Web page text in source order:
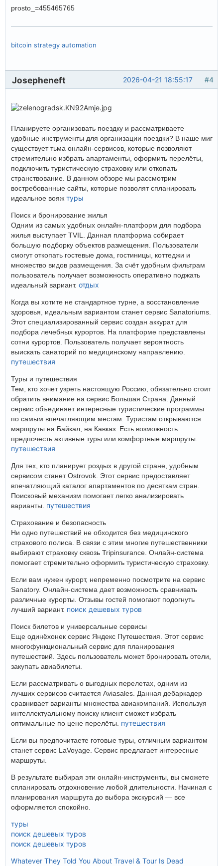
prosto_=455465765
bitcoin strategy automation
#4
2026-04-21 18:55:17
Josepheneft
Планируете организовать поездку и рассматриваете
удобные инструменты для организации поездки? В наше миг
существует тьма онлайн-сервисов, которые позволяют
стремительно избрать апартаменты, оформить перелёты,
подключить туристическую страховку или откопать
странствование. В данном обзоре мы рассмотрим
востребованные сайты, которые позволят спланировать
идеальное вояж туры
Поиск и бронирование жилья
Одним из самых удобных онлайн-платформ для подбора
жилья выступает TVIL. Данная платформа собирает
большую подборку объектов размещения. Пользователи
смогут откопать гостевые дома, гостиницы, коттеджи и
множество видов размещения. За счёт удобным фильтрам
пользователь получает возможность оперативно поджать
идеальный вариант. отдых
Когда вы хотите не стандартное турне, а восстановление
здоровья, идеальным вариантом станет сервис Sanatoriums.
Этот специализированный сервис создан аккурат для
подбора лечебных курортов. На платформе представлены
сотни курортов. Пользователь получает вероятность
выискать санаторий по медицинскому направлению.
путешествия
Туры и путешествия
Тем, кто хочет узреть настоящую Россию, обязательно стоит
обратить внимание на сервис Большая Страна. Данный
сервис объединяет интересные туристические программы
по самым впечатляющим местам. Туристам открываются
маршруты на Байкал, на Кавказ. Есть возможность
предпочесть активные туры или комфортные маршруты.
путешествия
Для тех, кто планирует роздых в другой стране, удобным
сервисом станет Ostrovok. Этот сервис предоставляет
впечатляющий каталог апартаментов по десяткам стран.
Поисковый механизм помогает легко анализировать
варианты. путешествия
Страхование и безопасность
Ни одно путешествий не обходится без медицинского
страхового полиса. В связи с этим многие путешественники
выбирают страховку сквозь Tripinsurance. Онлайн-система
помогает стремительно оформить туристическую страховку.
Если вам нужен курорт, непременно посмотрите на сервис
Sanatory. Онлайн-система дает возможность сравнивать
различные курорты. Отзывы гостей помогают подогнуть
лучший вариант. поиск дешевых туров
Поиск билетов и универсальные сервисы
Еще одинёхонек сервис Яндекс Путешествия. Этот сервис
многофункциональный сервис для планирования
путешествий. Здесь пользователь может бронировать отели,
закупать авиабилеты.
Если рассматривать о выгодных перелетах, одним из
лучших сервисов считается Aviasales. Данная дебаркадер
сравнивает варианты множества авиакомпаний. Используя
интеллектуальному поиску клиент сможет избрать
оптимальные по цене перелёты. путешествия
Если вы предпочитаете готовые туры, отличным вариантом
станет сервис LaVoyage. Сервис предлагает интересные
маршруты.
В результате выбирая эти онлайн-инструменты, вы сможете
спланировать отдохновение любой длительности. Начиная с
планирования маршрута до выбора экскурсий — все
оформляется спокойно.
туры
поиск дешевых туров
поиск дешевых туров
Whatever They Told You About Travel & Tour Is Dead